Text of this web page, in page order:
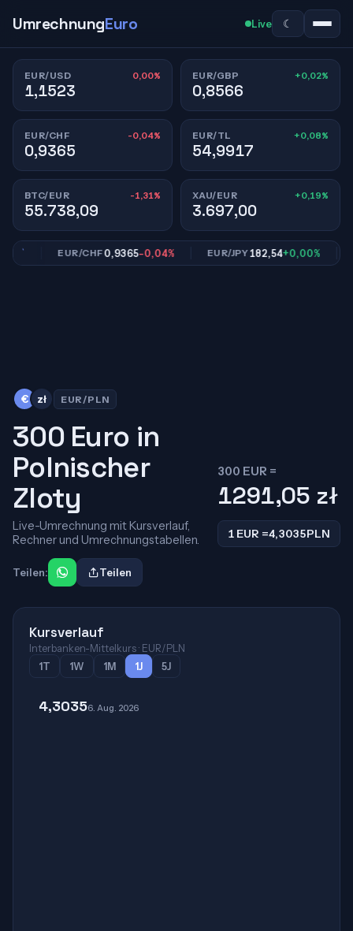
UmrechnungEuro Live ☾
EUR/USD 0,00%
1,1523
EUR/GBP +0,02%
0,8566
EUR/CHF -0,04%
0,9365
EUR/TL +0,08%
54,9917
BTC/EUR -1,31%
55.738,09
XAU/EUR +0,19%
3.697,00
EUR/CHF0,9365-0,04% EUR/JPY182,54+0,00%
€ zł EUR/PLN
300 Euro in
Polnischer
Zloty
Live-Umrechnung mit Kursverlauf,
Rechner und Umrechnungstabellen.
300 EUR =
1291,05 zł
1 EUR =4,3035PLN
Teilen: Teilen
Kursverlauf
Interbanken-Mittelkurs · EUR/PLN
1T
1W 1M 1J 5J
4,30356. Aug. 2026